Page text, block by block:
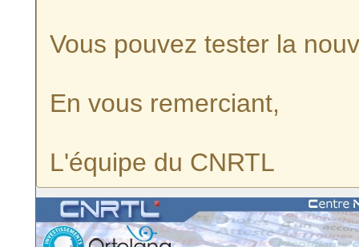
Vous pouvez tester la
En vous remerciant,
L'équipe du CNRTL